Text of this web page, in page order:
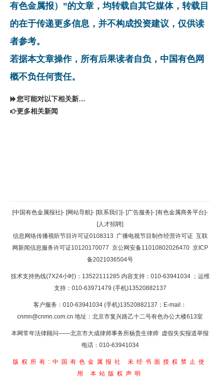
有色金属报）”的文章，均转载自其它媒体，转载目
的在于传递更多信息，并不构成投资建议，仅供读
者参考。
若据本文章操作，所有后果读者自负，中国有色网
概不负任何责任。
您可能对以下相关新闻同样感兴趣
更多相关新闻
返回顶部
返回首页
[中国有色金属报社]- [网站导航]- [联系我们]- [广告服务]- [有色金属商务平台]-
[人才招聘]
信息网络传播视听节目许可证0108313 广播电视节目制作经营许可证 互联
网新闻信息服务许可证10120170077 京公网安备11010802026470 京ICP
备2021036504号
技术支持热线(7X24小时)：13522111285 内容支持：010-63941034 ；运维
支持：010-63971479 (手机)13520882137
客户服务：010-63941034 (手机)13520882137；E-mail：
cnmn@cnmn.com.cn 地址：北京市复兴路乙十二号有色办公大楼613室
本网常年法律顾问——北京市大成律师事务所杨贵生律师 虚假失实报道举报
电话：010-63941034
版权所有:中国有色金属报社
未经书面授权禁止使
用 本站版权声明